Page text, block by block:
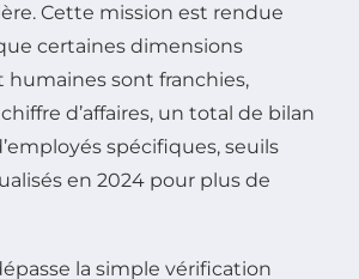
Cette mission est rendue
certaines dimensions
sont franchies,
d’affaires, un total de bilan
spécifiques, seuils
en 2024 pour plus de
la simple vérification